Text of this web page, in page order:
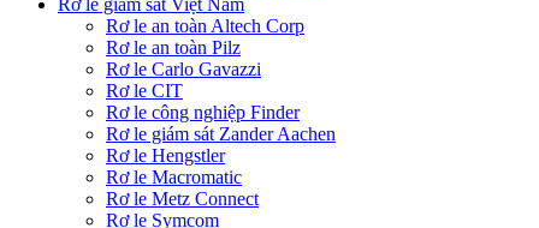
Rơ le an toàn Altech Corp
Rơ le an toàn Pilz
Rơ le Carlo Gavazzi
Rơ le CIT
Rơ le công nghiệp Finder
Rơ le giám sát Zander Aachen
Rơ le Hengstler
Rơ le Macromatic
Rơ le Metz Connect
Rơ le Symcom